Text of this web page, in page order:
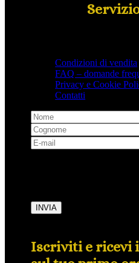
Condizioni di vendita
FAQ – domande
Privacy e Cookie
Contatti
dei dati personali
INVIA
Iscriviti e ricevi